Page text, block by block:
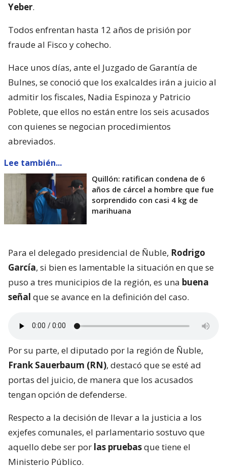
Yeber.
Todos enfrentan hasta 12 años de prisión por
fraude al Fisco y cohecho.
Hace unos días, ante el Juzgado de Garantía de
Bulnes, se conoció que los exalcaldes irán a juicio al
admitir los fiscales, Nadia Espinoza y Patricio
Poblete, que ellos no están entre los seis acusados
con quienes se negocian procedimientos
abreviados.
Lee también...
Quillón: ratifican condena de 6
años de cárcel a hombre que fue
sorprendido con casi 4 kg de
marihuana
Para el delegado presidencial de Ñuble, Rodrigo
García, si bien es lamentable la situación en que se
puso a tres municipios de la región, es una buena
señal que se avance en la definición del caso.
Por su parte, el diputado por la región de Ñuble,
Frank Sauerbaum (RN), destacó que se esté ad
portas del juicio, de manera que los acusados
tengan opción de defenderse.
Respecto a la decisión de llevar a la justicia a los
exjefes comunales, el parlamentario sostuvo que
aquello debe ser por las pruebasque tiene el
Ministerio Público.